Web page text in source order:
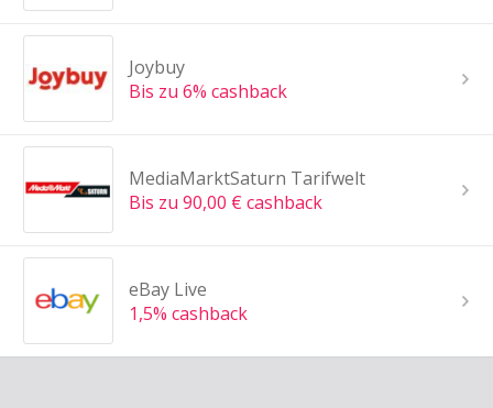
Joybuy
Bis zu 6% cashback
MediaMarktSaturn Tarifwelt
Bis zu 90,00 € cashback
eBay Live
1,5% cashback